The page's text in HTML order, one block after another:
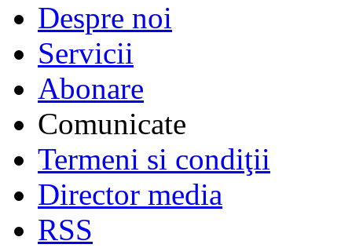
Despre noi
Servicii
Abonare
Comunicate
Termeni si condiţii
Director media
RSS